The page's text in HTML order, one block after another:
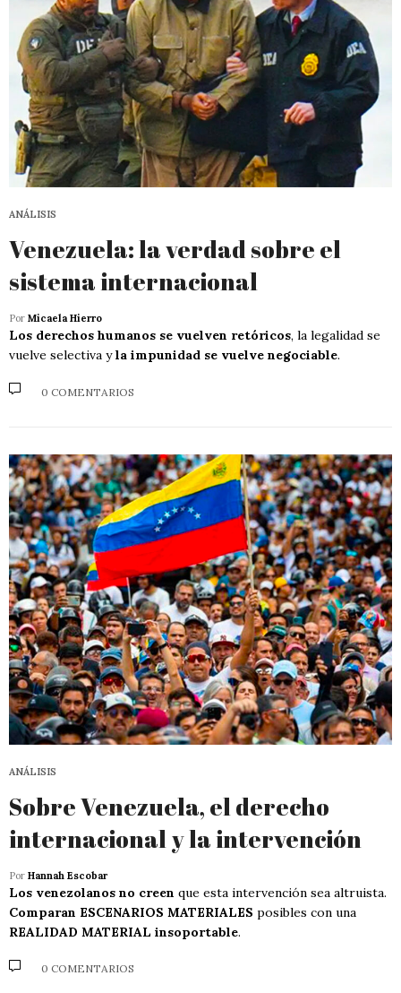
ANÁLISIS
Venezuela: la verdad sobre el
sistema internacional
Por Micaela Hierro
Los derechos humanos se vuelven retóricos, la legalidad se
vuelve selectiva yla impunidad se vuelve negociable.
0 COMENTARIOS
ANÁLISIS
Sobre Venezuela, el derecho
internacional y la intervención
Por Hannah Escobar
Los venezolanos no creen que esta intervención sea altruista.
Comparan ESCENARIOS MATERIALES posibles con una
REALIDAD MATERIAL insoportable.
0 COMENTARIOS